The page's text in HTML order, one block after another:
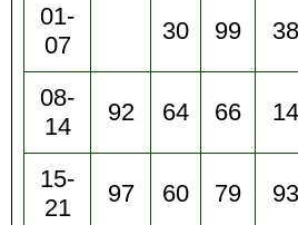
01-
07
30 99 38
08-
14
92 64 66 14
15-
21
97 60 79 93